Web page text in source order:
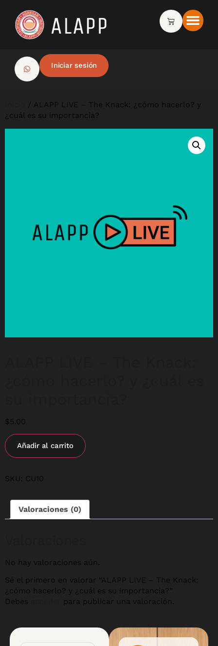
Iniciar sesión
/ ALAPP LIVE – The Knack: ¿cómo hacerlo? y
¿cuál es su importancia?
$5.00
Añadir al carrito
SKU: CU10
Valoraciones (0)
No hay valoraciones aún.
Sé el primero en valorar “ALAPP LIVE – The Knack:
¿cómo hacerlo? y ¿cuál es su importancia?”
Debes
para publicar una valoración.